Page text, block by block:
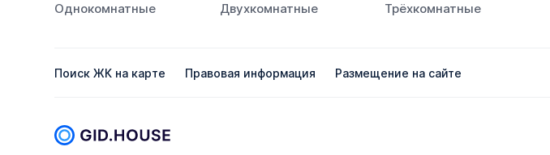
Однокомнатные Двухкомнатные Трёхкомнатные
Поиск ЖК на карте Правовая информация Размещение на сайте